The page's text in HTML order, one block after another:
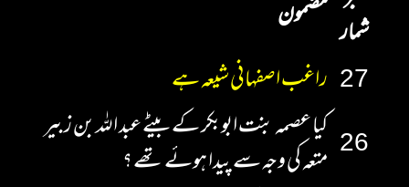
شمار مضمون
27 راغب اصفہانی شیعہ ہے
26 کیا عصمہ بنت ابوبکر کے بیٹے عبد اللہ بن زبیر
متعہ کی وجہ سے پیدا ہوئے تھے ؟